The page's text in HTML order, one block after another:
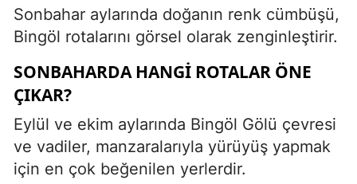
Sonbahar aylarında doğanın renk cümbüşü,
Bingöl rotalarını görsel olarak zenginleştirir.
SONBAHARDA HANGI ROTALAR ÖNE
ÇIKAR?
Eylül ve ekim aylarında Bingöl Gölü çevresi
ve vadiler, manzaralarıyla yürüyüş yapmak
için en çok beğenilen yerlerdir.